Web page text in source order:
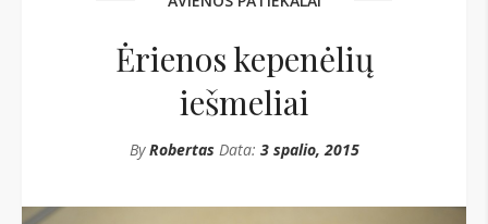
Ėrienos kepenėlių
iešmeliai
ByRobertas Data: 3 spalio, 2015